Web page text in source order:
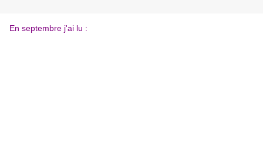
En septembre j'ai lu :